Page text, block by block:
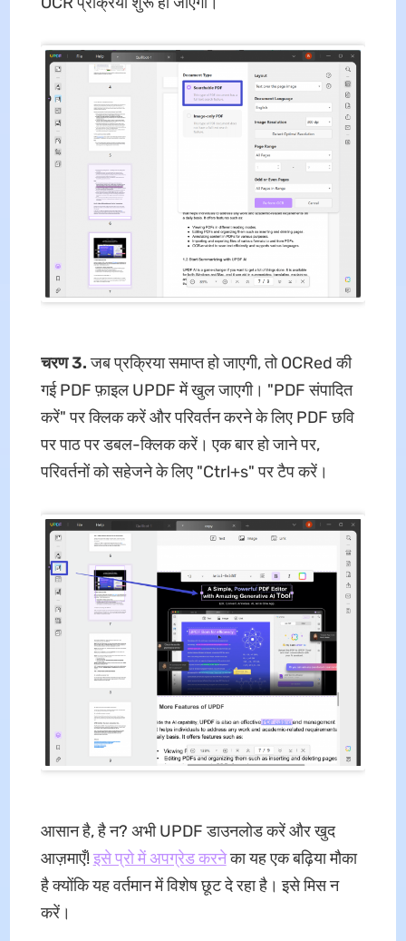
चरण 3.जब प्रक्रिया समाप्त हो जाएगी, तो OCRed की
गई PDF फ़ाइल UPDF में खुल जाएगी। "PDF संपादित
करें" पर क्लिक करें और परिवर्तन करने के लिए PDF छवि
पर पाठ पर डबल-क्लिक करें। एक बार हो जाने पर,
परिवर्तनों को सहेजने के लिए "Ctrl+s" पर टैप करें।
आसान है, है न? अभी UPDF डाउनलोड करें और खुद
आज़माएँ!इसे प्रो में अपग्रेड करनेका यह एक बढ़िया मौका
है क्योंकि यह वर्तमान में विशेष छूट दे रहा है। इसे मिस न
करें।